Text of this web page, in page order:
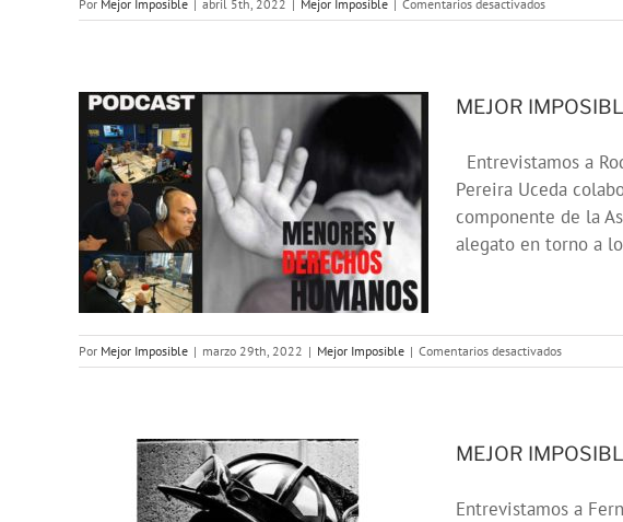
Por Mejor Imposible | abril 5th, 2022 | Mejor Imposible | Comentarios desactivados
MEJOR
MEJOR
Entrevistamos a
Pereira Uceda
componente de la
alegato en torno a
Por Mejor Imposible | marzo 29th, 2022 | Mejor Imposible | Comentarios desactivadosen
MEJOR
DERECHOS
MEJOR
Entrevistamos a